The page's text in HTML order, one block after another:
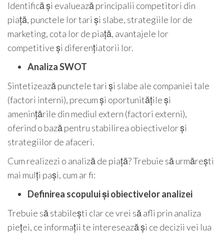
Identifică și evaluează principalii competitori din
piață, punctele lor tari și slabe, strategiile lor de
marketing, cota lor de piață, avantajele lor
competitive și diferențiatorii lor.
Analiza SWOT
Sintetizează punctele tari și slabe ale companiei tale
(factori interni), precum și oportunitățile și
amenințările din mediul extern (factori externi),
oferind o bază pentru stabilirea obiectivelor și
strategiilor de afaceri.
Cum realizezi o analiză de piață? Trebuie să urmărești
mai mulți pași, cum ar fi:
Definirea scopului și obiectivelor analizei
Trebuie să stabilești clar ce vrei să afli prin analiza
pieței, ce informații te interesează și ce decizii vei lua